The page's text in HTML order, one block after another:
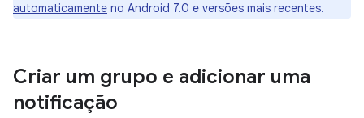
automaticamente no Android 7.0 e versões mais recentes.
Criar um grupo e adicionar uma
notificação